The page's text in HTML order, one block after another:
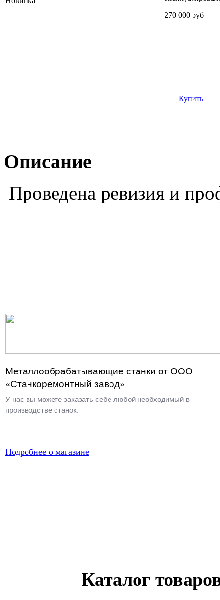
270 000 руб
Купить
Описание
Проведена ревизия и
Металлообрабатывающие станки от ООО
«Станкоремонтный завод»
У нас вы можете заказать себе любой необходимый в
производстве станок.
Подробнее о магазине
Каталог